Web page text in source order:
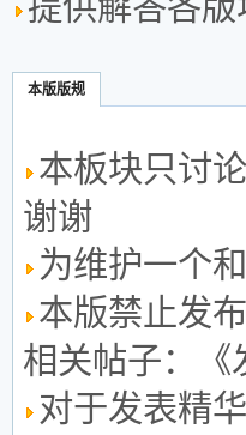
本版版规
本板块只讨
谢谢
为维护一个
本版禁止发
相关帖子：《
对于发表精